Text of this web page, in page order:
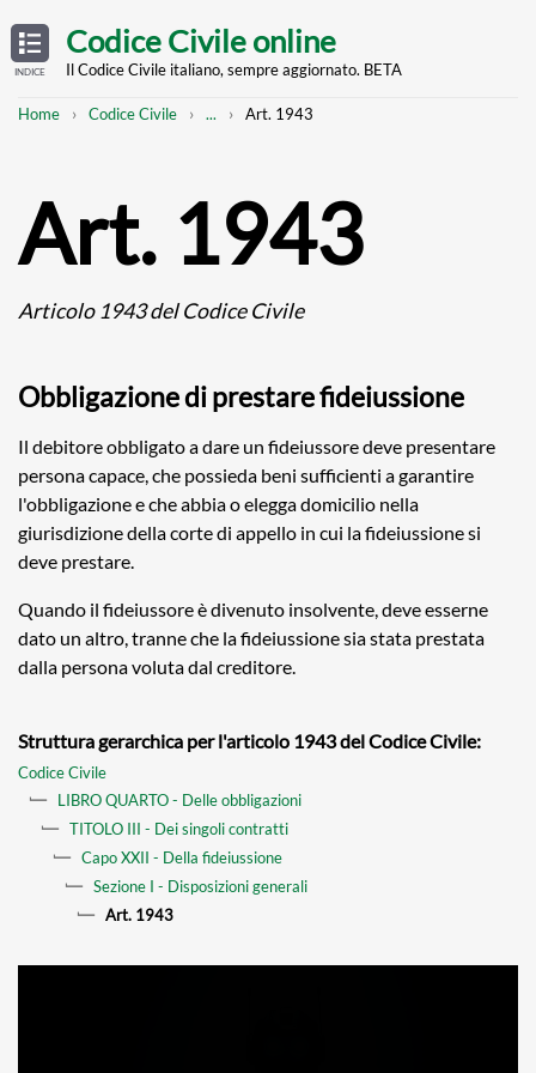
TABLE
OF
CONTENTS
INDICE
main
Codice Civile online
Il Codice Civile italiano, sempre aggiornato. BETA
Breadcrumb
Home Codice Civile
Mostra
... Art. 1943
Art. 1943
Articolo 1943 del Codice Civile
Obbligazione di prestare fideiussione
Il debitore obbligato a dare un fideiussore deve presentare
persona capace, che possieda beni sufficienti a garantire
l'obbligazione e che abbia o elegga domicilio nella
giurisdizione della corte di appello in cui la fideiussione si
deve prestare.
Quando il fideiussore è divenuto insolvente, deve esserne
dato un altro, tranne che la fideiussione sia stata prestata
dalla persona voluta dal creditore.
Struttura gerarchica per l'articolo 1943 del Codice Civile:
Codice Civile
LIBRO QUARTO - Delle obbligazioni
TITOLO III - Dei singoli contratti
Capo XXII - Della fideiussione
Sezione I - Disposizioni generali
Art. 1943